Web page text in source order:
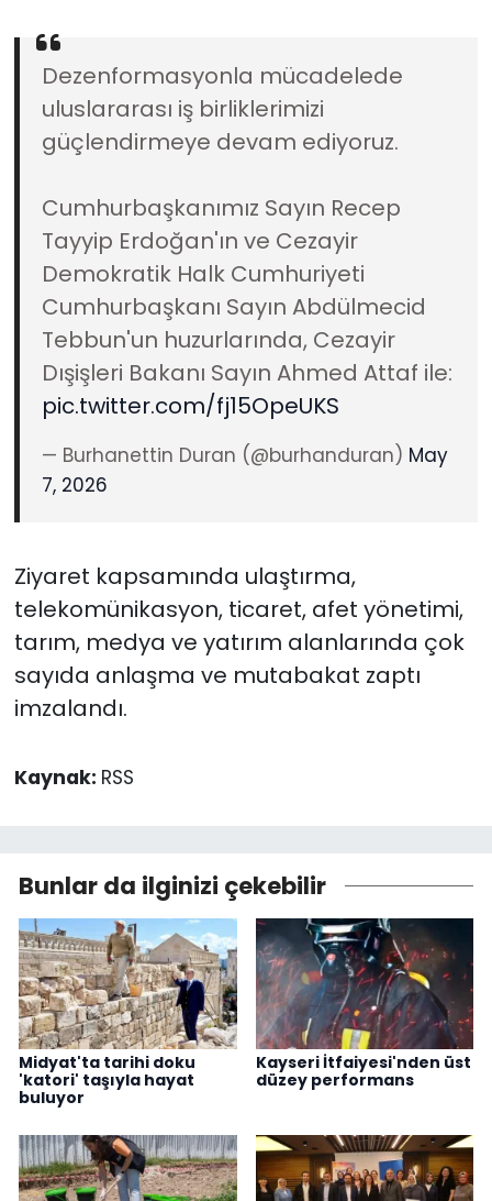
Dezenformasyonla mücadelede
uluslararası iş birliklerimizi
güçlendirmeye devam ediyoruz.
Cumhurbaşkanımız Sayın Recep
Tayyip Erdoğan'ın ve Cezayir
Demokratik Halk Cumhuriyeti
Cumhurbaşkanı Sayın Abdülmecid
Tebbun'un huzurlarında, Cezayir
Dışişleri Bakanı Sayın Ahmed Attaf ile:
pic.twitter.com/fj15OpeUKS
— Burhanettin Duran (@burhanduran) May
7, 2026
Ziyaret kapsamında ulaştırma,
telekomünikasyon, ticaret, afet yönetimi,
tarım, medya ve yatırım alanlarında çok
sayıda anlaşma ve mutabakat zaptı
imzalandı.
Kaynak: RSS
Bunlar da ilginizi çekebilir
Midyat'ta tarihi doku
'katori' taşıyla hayat
buluyor
Kayseri İtfaiyesi'nden üst
düzey performans